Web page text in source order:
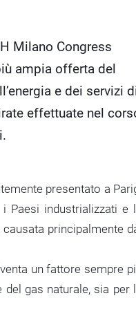
Milano Congress
ampia offerta del
e dei servizi
effettuate nel
presentato a
Paesi industrializzati e
principalmente
un fattore sempre
gas naturale, sia per